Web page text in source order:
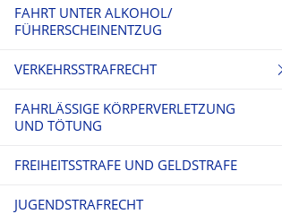
FAHRT UNTER ALKOHOL/
FÜHRERSCHEINENTZUG
VERKEHRSSTRAFRECHT
FAHRERFLUCHT
FAHRLÄSSIGE KÖRPERVERLETZUNG
UND TÖTUNG
FREIHEITSSTRAFE UND GELDSTRAFE
JUGENDSTRAFRECHT